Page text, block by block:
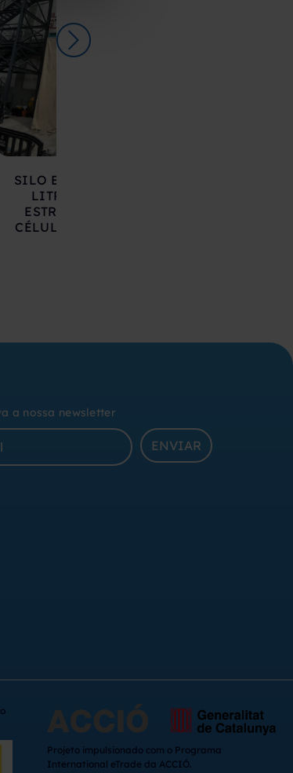
SILO EM AÇO 17.000
LITROS SOBRE
ESTRUTURA COM
CÉLULAS DE CARGA
a nossa newsletter
ENVIAR
Projeto impulsionado com o Programa
International eTrade da ACCIÓ.